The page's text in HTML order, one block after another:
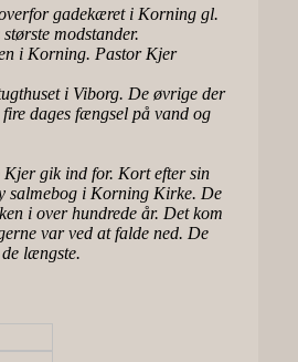
gadekæret i Korning gl.
modstander.
i Korning. Pastor Kjer
i Viborg. De øvrige der
dages fængsel på vand og
Kjer gik ind for. Kort efter sin
salmebog i Korning Kirke. De
i over hundrede år. Det kom
var ved at falde ned. De
længste.